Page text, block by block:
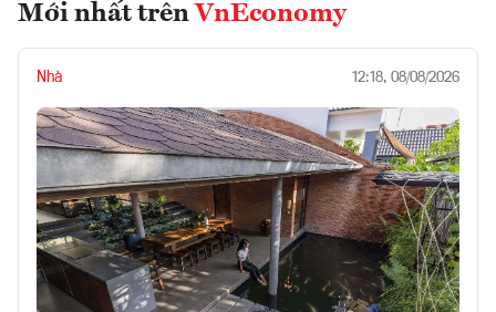
Mới nhất trên VnEconomy
Nhà 12:18, 08/08/2026